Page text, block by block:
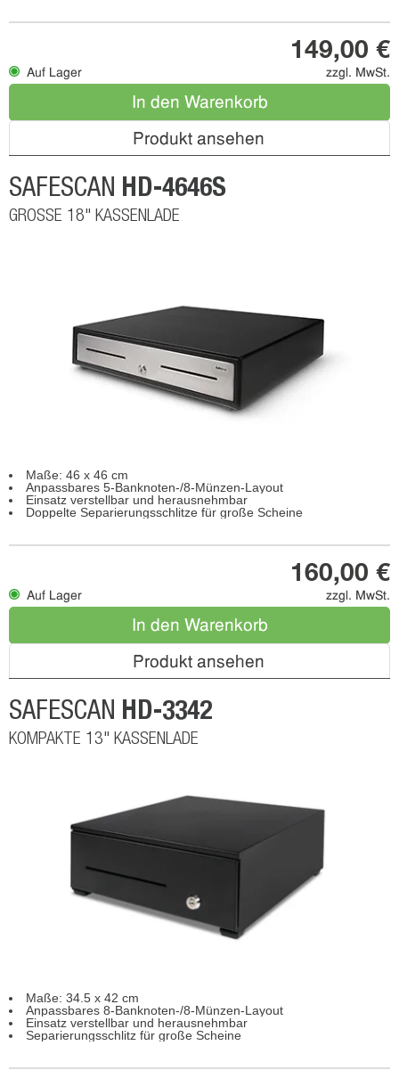
Auf Lager
149,00 €
zzgl. MwSt.
In den Warenkorb
Produkt ansehen
SAFESCAN HD-4646S
GROSSE 18" KASSENLADE
Maße: 46 x 46 cm
Anpassbares 5-Banknoten-/8-Münzen-Layout
Einsatz verstellbar und herausnehmbar
Doppelte Separierungsschlitze für große Scheine
Auf Lager
160,00 €
zzgl. MwSt.
In den Warenkorb
Produkt ansehen
SAFESCAN HD-3342
KOMPAKTE 13" KASSENLADE
Maße: 34.5 x 42 cm
Anpassbares 8-Banknoten-/8-Münzen-Layout
Einsatz verstellbar und herausnehmbar
Separierungsschlitz für große Scheine